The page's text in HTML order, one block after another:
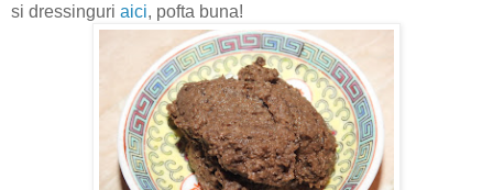
si dressinguri aici, pofta buna!